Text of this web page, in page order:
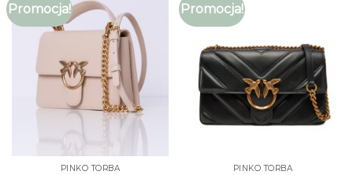
Promocja!
PINKO TORBA
Promocja!
PINKO TORBA